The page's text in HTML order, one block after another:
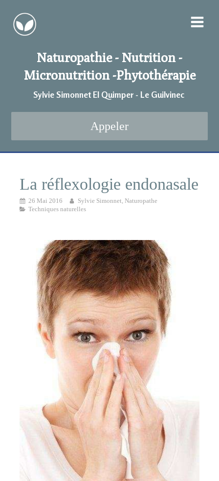
Naturopathie - Nutrition -
Micronutrition -Phytothérapie
Sylvie Simonnet EI Quimper - Le Guilvinec
Appeler
La réflexologie endonasale
26 Mai 2016
Sylvie Simonnet, Naturopathe
Techniques naturelles